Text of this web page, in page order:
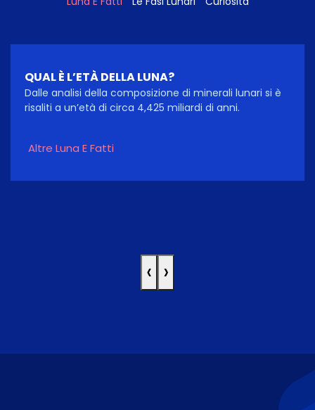
QUAL È L’ETÀ DELLA LUNA?
Dalle analisi della composizione di minerali lunari si è
risaliti a un’età di circa 4,425 miliardi di anni.
Altre Luna E Fatti
‹ ›